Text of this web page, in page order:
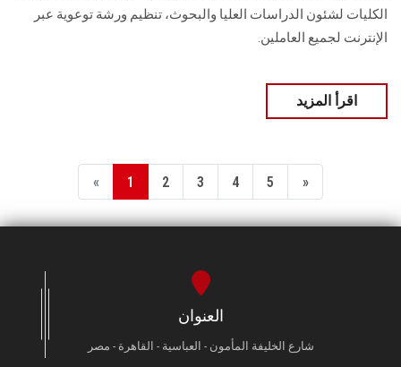
الكليات لشئون الدراسات العليا والبحوث، تنظيم ورشة توعوية عبر
الإنترنت لجميع العاملين.
اقرأ المزيد
« 1 2 3 4 5 »
العنوان
شارع الخليفة المأمون - العباسية - القاهرة - مصر